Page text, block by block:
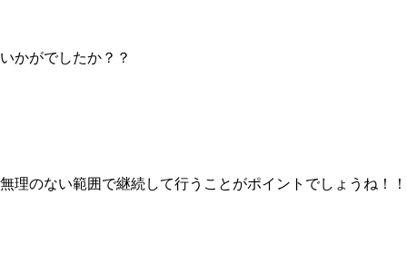
いかがでしたか？？
無理のない範囲で継続して行うことがポイントでしょうね！！